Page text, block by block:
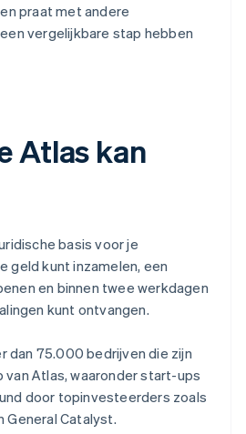
praat met andere
vergelijkbare stap hebben
Atlas kan
basis voor je
geld kunt inzamelen, een
en binnen twee werkdagen
kunt ontvangen.
dan 75.000 bedrijven die zijn
Atlas, waaronder start-ups
door topinvesteerders zoals
General Catalyst.